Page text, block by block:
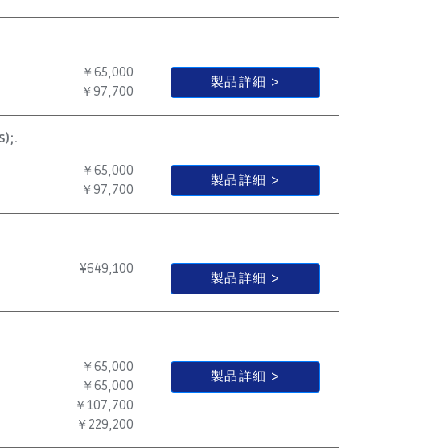
￥65,000
￥97,700
製品詳細
￥65,000
￥97,700
製品詳細
¥649,100
製品詳細
￥65,000
￥65,000
￥107,700
￥229,200
製品詳細